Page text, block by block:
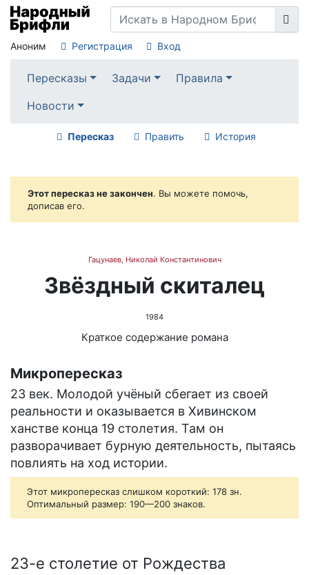
Аноним Регистрация Вход
Пересказы Задачи
Правила
Новости
Пересказ Править История
Этот пересказ не закончен. Вы можете помочь,
дописав его.
Гацунаев, Николай Константинович
Звёздный скиталец
1984
Краткое содержание романа
Микропересказ
23 век. Молодой учёный сбегает из своей
реальности и оказывается в Хивинском
ханстве конца 19 столетия. Там он
разворачивает бурную деятельность, пытаясь
повлиять на ход истории.
Этот микропересказ слишком короткий: 178 зн.
Оптимальный размер: 190—200 знаков.
23-е столетие от Рождества